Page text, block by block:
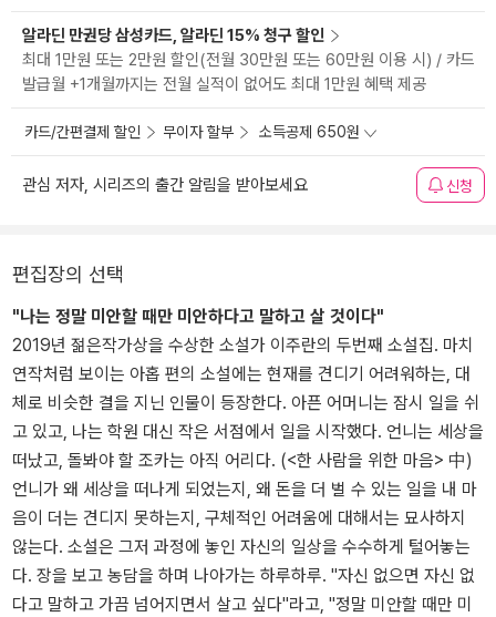
알라딘 만권당 삼성카드, 알라딘 15% 청구 할인
최대 1만원 또는 2만원 할인(전월 30만원 또는 60만원 이용 시) / 카드
발급월 +1개월까지는 전월 실적이 없어도 최대 1만원 혜택 제공
카드/간편결제 할인 무이자 할부 소득공제 650원
관심 저자, 시리즈의 출간 알림을 받아보세요 신청
편집장의 선택
"나는 정말 미안할 때만 미안하다고 말하고 살 것이다"
2019년 젊은작가상을 수상한 소설가 이주란의 두번째 소설집. 마치
연작처럼 보이는 아홉 편의 소설에는 현재를 견디기 어려워하는, 대
체로 비슷한 결을 지닌 인물이 등장한다. 아픈 어머니는 잠시 일을 쉬
고 있고, 나는 학원 대신 작은 서점에서 일을 시작했다. 언니는 세상을
떠났고, 돌봐야 할 조카는 아직 어리다. (<한 사람을 위한 마음> 中)
언니가 왜 세상을 떠나게 되었는지, 왜 돈을 더 벌 수 있는 일을 내 마
음이 더는 견디지 못하는지, 구체적인 어려움에 대해서는 묘사하지
않는다. 소설은 그저 과정에 놓인 자신의 일상을 수수하게 털어놓는
다. 장을 보고 농담을 하며 나아가는 하루하루. "자신 없으면 자신 없
다고 말하고 가끔 넘어지면서 살고 싶다"라고, "정말 미안할 때만 미